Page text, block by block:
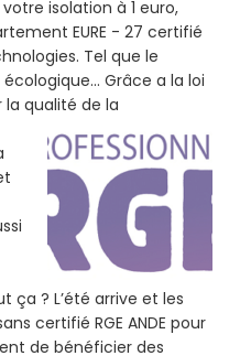
isolation à 1 euro,
EURE - 27 certifié
Tel que le
Grâce a la loi
la qualité de la
ça ? L’été arrive et les
certifié RGE ANDE pour
de bénéficier des